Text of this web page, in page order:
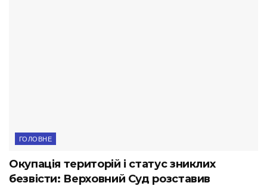
ГОЛОВНЕ
Окупація територій і статус зниклих
безвісти: Верховний Суд розставив